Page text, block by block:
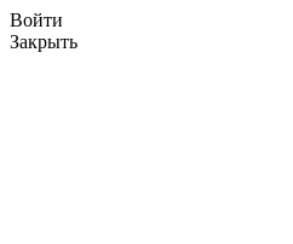
Войти
Закрыть